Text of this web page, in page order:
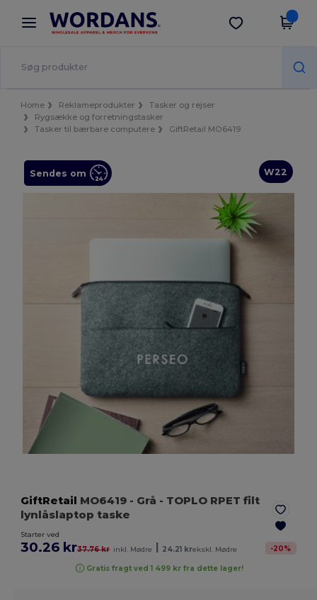
× Wordans-app
Bedre priser i appen!
Hent app
Home Reklameprodukter
Tasker og rejser
Rygsække og forretningstasker
Tasker til bærbare computere
GiftRetail MO6419
W22
Sendes om
GiftRetail MO6419 - Grå - TOPLO RPET filt
lynlåslaptop taske
Starter ved
30.26 kr37.76 kr inkl. Mødre 24.21 krekskl. Mødre -20%
Gratis fragt ved 1 499 kr fra dette lager!